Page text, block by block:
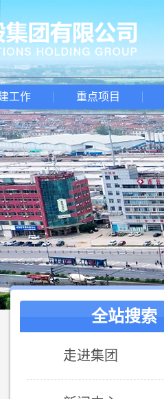
工作 重点项目
全站搜索
走进集团